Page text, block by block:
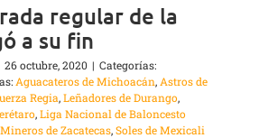
regular de la
a su fin
26 octubre, 2020 | Categorías:
Aguacateros de Michoacán, Astros de
Regia,Leñadores de Durango,
,Liga Nacional de Baloncesto
Mineros de Zacatecas,Soles de Mexicali